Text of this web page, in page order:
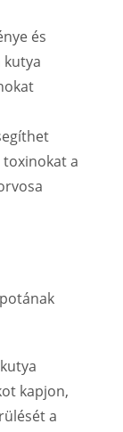
és
kutya
toxinokat a
kapjon,
a